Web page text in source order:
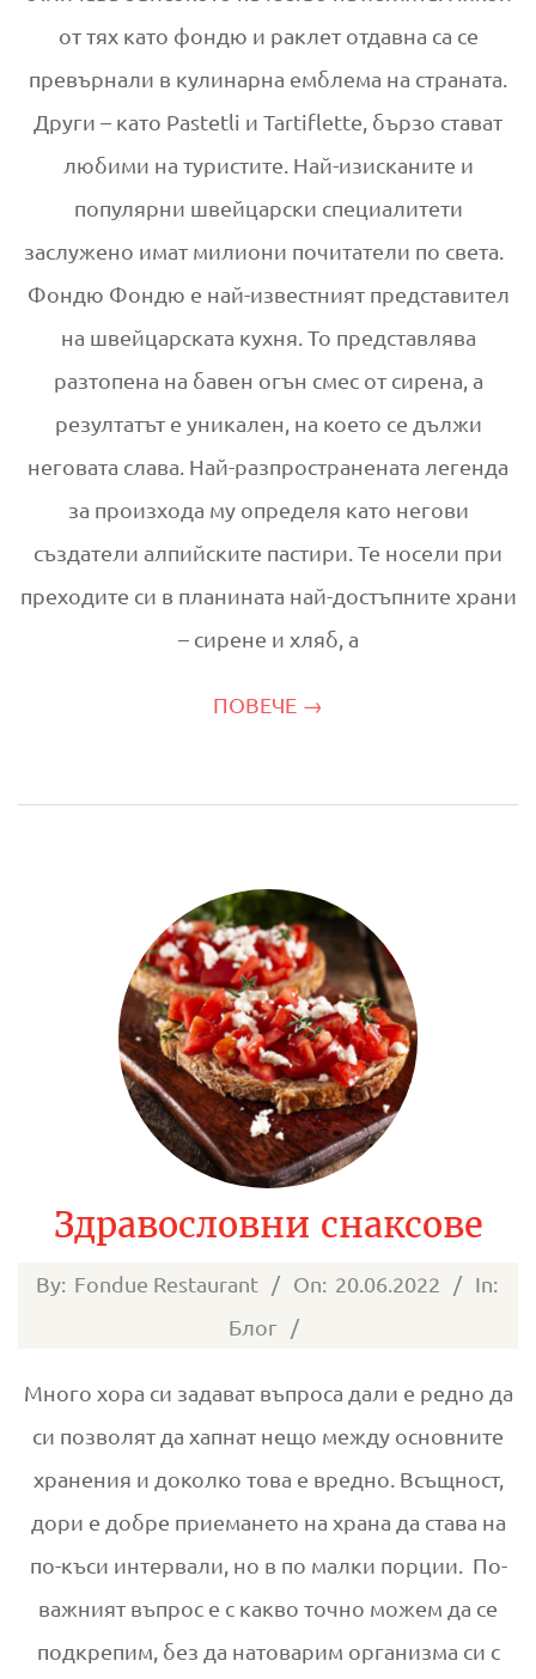
от тях като фондю и раклет отдавна са се
превърнали в кулинарна емблема на страната.
Други – като Pastetli и Tartiflette, бързо стават
любими на туристите. Най-изисканите и
популярни швейцарски специалитети
заслужено имат милиони почитатели по света.
Фондю Фондю е най-известният представител
на швейцарската кухня. То представлява
разтопена на бавен огън смес от сирена, а
резултатът е уникален, на което се дължи
неговата слава. Най-разпространената легенда
за произхода му определя като негови
създатели алпийските пастири. Те носели при
преходите си в планината най-достъпните храни
– сирене и хляб, а
ПОВЕЧЕ →
Здравословни снаксове
2022-
By: Fondue Restaurant On: 20.06.2022
In:
Блог
Много хора си задават въпроса дали е редно да
си позволят да хапнат нещо между основните
хранения и доколко това е вредно. Всъщност,
дори е добре приемането на храна да става на
по-къси интервали, но в по малки порции. По-
важният въпрос е с какво точно можем да се
подкрепим, без да натоварим организма си с